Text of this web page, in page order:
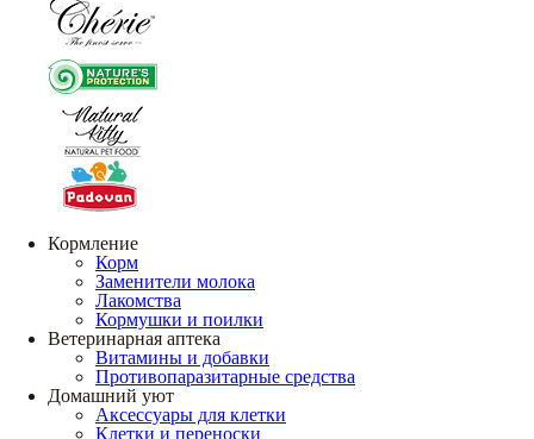
Кормление
Корм
Заменители молока
Лакомства
Кормушки и поилки
Ветеринарная аптека
Витамины и добавки
Противопаразитарные средства
Домашний уют
Аксессуары для клетки
Клетки и переноски